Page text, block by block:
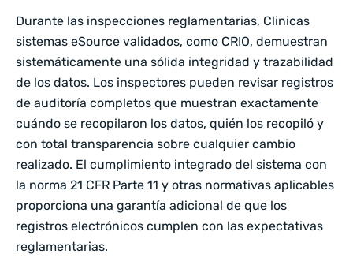
Durante las inspecciones reglamentarias, Clinicas
sistemas eSource validados, como CRIO, demuestran
sistemáticamente una sólida integridad y trazabilidad
de los datos. Los inspectores pueden revisar registros
de auditoría completos que muestran exactamente
cuándo se recopilaron los datos, quién los recopiló y
con total transparencia sobre cualquier cambio
realizado. El cumplimiento integrado del sistema con
la norma 21 CFR Parte 11 y otras normativas aplicables
proporciona una garantía adicional de que los
registros electrónicos cumplen con las expectativas
reglamentarias.